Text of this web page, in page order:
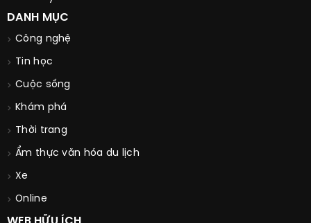
DANH MỤC
Công nghệ
Tin học
Cuộc sống
Khám phá
Thời trang
Ẩm thực văn hóa du lịch
Xe
Online